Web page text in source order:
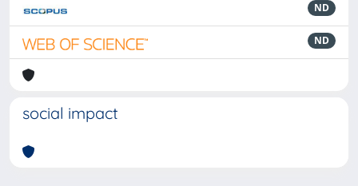
ND
ND
social impact